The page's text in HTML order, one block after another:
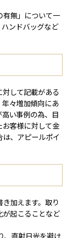
無」について一
ンドバッグなど
して記載がある
々増加傾向にあ
い事例の為、目
客様に対して金
、アピールポイ
加えます。取り
起こることなど
、直射日光を避け